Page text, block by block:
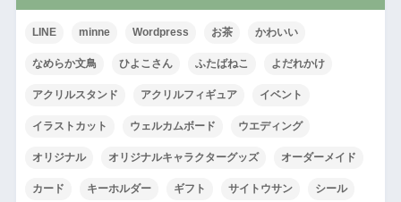
LINE minne Wordpress お茶 かわいい
なめらか文鳥 ひよこさん ふたばねこ よだれかけ
アクリルスタンド アクリルフィギュア イベント
イラストカット ウェルカムボード ウエディング
オリジナル オリジナルキャラクターグッズ オーダーメイド
カード キーホルダー ギフト サイトウサン シール